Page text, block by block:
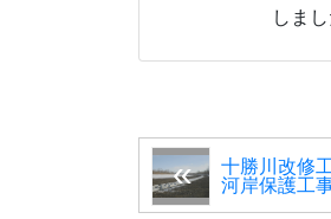
しまし
十勝川改修
河岸保護工